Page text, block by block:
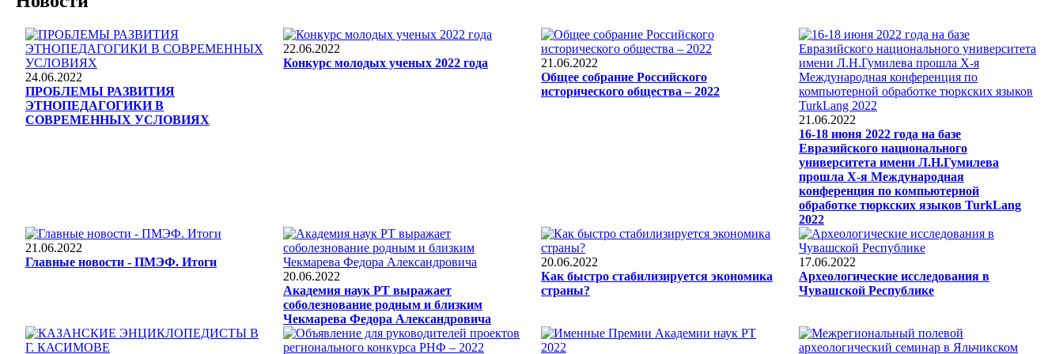
24.06.2022
ПРОБЛЕМЫ РАЗВИТИЯ
ЭТНОПЕДАГОГИКИ В
СОВРЕМЕННЫХ УСЛОВИЯХ
22.06.2022
Конкурс молодых ученых 2022 года
21.06.2022
Общее собрание Российского
исторического общества – 2022
21.06.2022
16-18 июня 2022 года на базе
Евразийского национального
университета имени Л.Н.Гумилева
прошла X-я Международная
конференция по компьютерной
обработке тюркских языков TurkLang
2022
21.06.2022
Главные новости - ПМЭФ. Итоги
20.06.2022
Академия наук РТ выражает
соболезнование родным и близким
Чекмарева Федора Александровича
20.06.2022
Как быстро стабилизируется экономика
страны?
17.06.2022
Археологические исследования в
Чувашской Республике